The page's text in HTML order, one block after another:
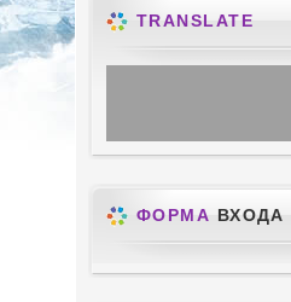
TRANSLATE
ФОРМА ВХОДА